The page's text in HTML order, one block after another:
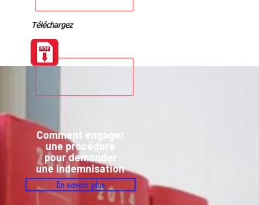
Téléchargez
Comment engager
une procédure
pour demander
une indemnisation
En savoir plus